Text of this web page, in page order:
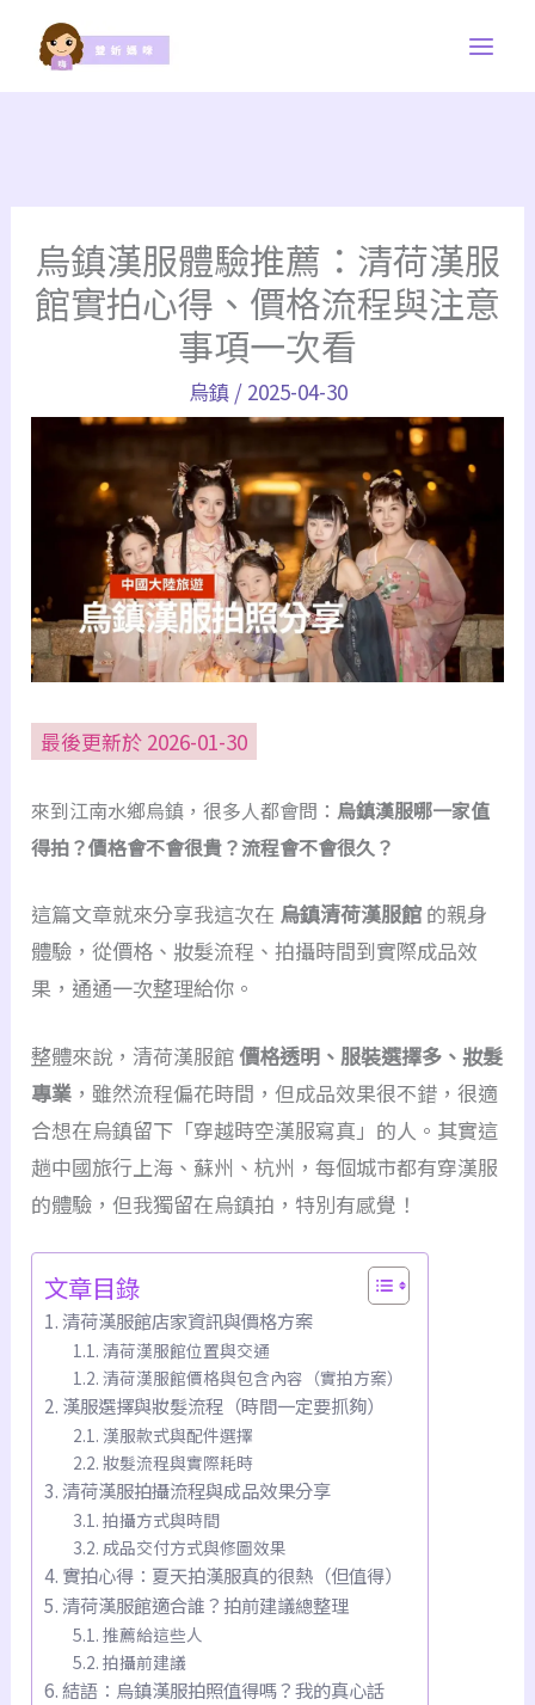
烏鎮漢服體驗推薦：清荷漢服
館實拍心得、價格流程與注意
事項一次看
烏鎮/ 2025-04-30
最後更新於 2026-01-30
來到江南水鄉烏鎮，很多人都會問： 烏鎮漢服哪一家值
得拍？價格會不會很貴？流程會不會很久？
這篇文章就來分享我這次在 烏鎮清荷漢服館 的親身
體驗，從價格、妝髮流程、拍攝時間到實際成品效
果，通通一次整理給你。
整體來說，清荷漢服館價格透明、服裝選擇多、妝髮
專業 ，雖然流程偏花時間，但成品效果很不錯，很適
合想在烏鎮留下「穿越時空漢服寫真」的人。其實這
趟中國旅行上海、蘇州、杭州，每個城市都有穿漢服
的體驗，但我獨留在烏鎮拍，特別有感覺！
文章目錄
清荷漢服館店家資訊與價格方案
清荷漢服館位置與交通
清荷漢服館價格與包含內容（實拍方案）
漢服選擇與妝髮流程（時間一定要抓夠）
漢服款式與配件選擇
妝髮流程與實際耗時
清荷漢服拍攝流程與成品效果分享
拍攝方式與時間
成品交付方式與修圖效果
實拍心得：夏天拍漢服真的很熱（但值得）
清荷漢服館適合誰？拍前建議總整理
推薦給這些人
拍攝前建議
結語：烏鎮漢服拍照值得嗎？我的真心話